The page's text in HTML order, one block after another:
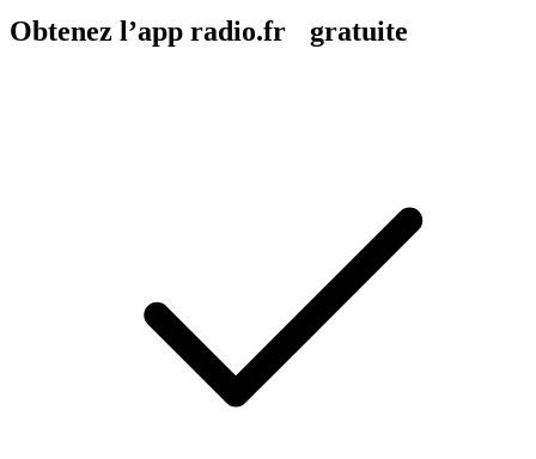
Obtenez l’app radio.fr gratuite